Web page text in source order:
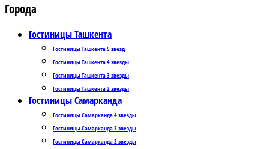
Города
Гостиницы Ташкента
Гостиницы Ташкента 5 звезд
Гостиницы Ташкента 4 звезды
Гостиницы Ташкента 3 звезды
Гостиницы Ташкента 2 звезды
Гостиницы Самарканда
Гостиницы Самарканда 4 звезды
Гостиницы Самарканда 3 звезды
Гостиницы Самарканда 2 звезды